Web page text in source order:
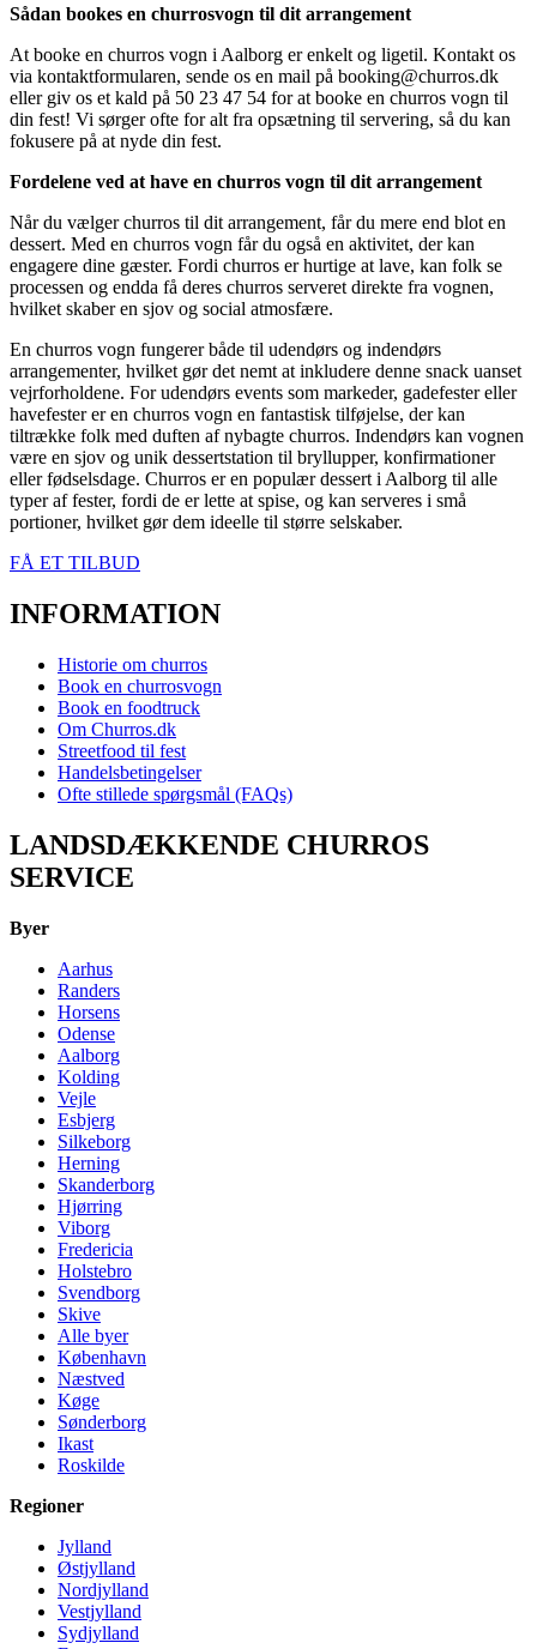
Sådan bookes en churrosvogn til dit arrangement
At booke en churros vogn i Aalborg er enkelt og ligetil. Kontakt os
via kontaktformularen, sende os en mail på booking@churros.dk
eller giv os et kald på 50 23 47 54 for at booke en churros vogn til
din fest! Vi sørger ofte for alt fra opsætning til servering, så du kan
fokusere på at nyde din fest.
Fordelene ved at have en churros vogn til dit arrangement
Når du vælger churros til dit arrangement, får du mere end blot en
dessert. Med en churros vogn får du også en aktivitet, der kan
engagere dine gæster. Fordi churros er hurtige at lave, kan folk se
processen og endda få deres churros serveret direkte fra vognen,
hvilket skaber en sjov og social atmosfære.
En churros vogn fungerer både til udendørs og indendørs
arrangementer, hvilket gør det nemt at inkludere denne snack uanset
vejrforholdene. For udendørs events som markeder, gadefester eller
havefester er en churros vogn en fantastisk tilføjelse, der kan
tiltrække folk med duften af nybagte churros. Indendørs kan vognen
være en sjov og unik dessertstation til bryllupper, konfirmationer
eller fødselsdage. Churros er en populær dessert i Aalborg til alle
typer af fester, fordi de er lette at spise, og kan serveres i små
portioner, hvilket gør dem ideelle til større selskaber.
FÅ ET TILBUD
INFORMATION
Historie om churros
Book en churrosvogn
Book en foodtruck
Om Churros.dk
Streetfood til fest
Handelsbetingelser
Ofte stillede spørgsmål (FAQs)
LANDSDÆKKENDE CHURROS
SERVICE
Byer
Aarhus
Randers
Horsens
Odense
Aalborg
Kolding
Vejle
Esbjerg
Silkeborg
Herning
Skanderborg
Hjørring
Viborg
Fredericia
Holstebro
Svendborg
Skive
Alle byer
København
Næstved
Køge
Sønderborg
Ikast
Roskilde
Regioner
Jylland
Østjylland
Nordjylland
Vestjylland
Sydjylland